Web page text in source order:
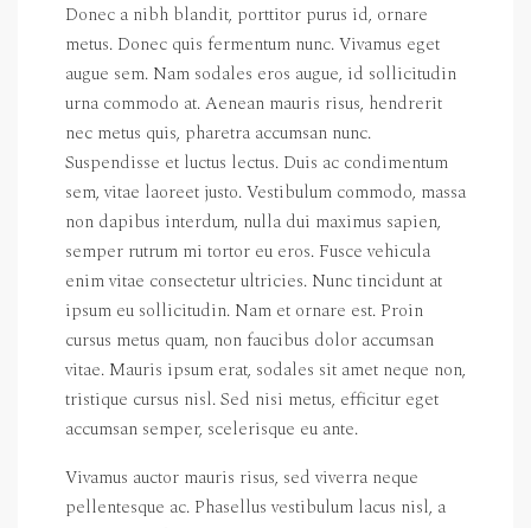
Donec a nibh blandit, porttitor purus id, ornare
metus. Donec quis fermentum nunc. Vivamus eget
augue sem. Nam sodales eros augue, id sollicitudin
urna commodo at. Aenean mauris risus, hendrerit
nec metus quis, pharetra accumsan nunc.
Suspendisse et luctus lectus. Duis ac condimentum
sem, vitae laoreet justo. Vestibulum commodo, massa
non dapibus interdum, nulla dui maximus sapien,
semper rutrum mi tortor eu eros. Fusce vehicula
enim vitae consectetur ultricies. Nunc tincidunt at
ipsum eu sollicitudin. Nam et ornare est. Proin
cursus metus quam, non faucibus dolor accumsan
vitae. Mauris ipsum erat, sodales sit amet neque non,
tristique cursus nisl. Sed nisi metus, efficitur eget
accumsan semper, scelerisque eu ante.
Vivamus auctor mauris risus, sed viverra neque
pellentesque ac. Phasellus vestibulum lacus nisl, a